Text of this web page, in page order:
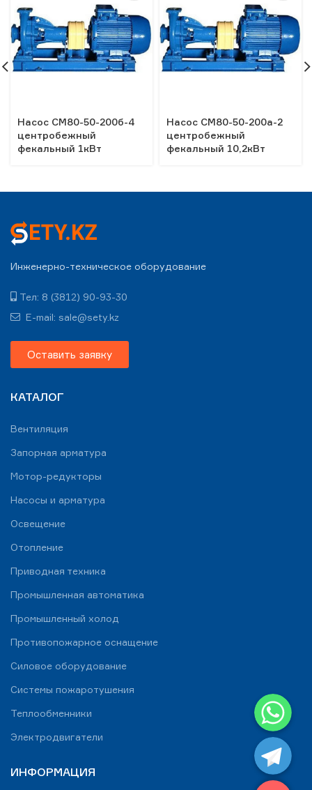
Насос СМ80-50-200б-4
центробежный
фекальный 1кВт
Насос СМ80-50-200а-2
центробежный
фекальный 10,2кВт
Инженерно-техническое оборудование
Тел: 8 (3812) 90-93-30
E-mail: sale@sety.kz
Оставить заявку
КАТАЛОГ
Вентиляция
Запорная арматура
Мотор-редукторы
Насосы и арматура
Освещение
Отопление
Приводная техника
Промышленная автоматика
Промышленный холод
Противопожарное оснащение
Силовое оборудование
Системы пожаротушения
Теплообменники
Электродвигатели
ИНФОРМАЦИЯ
WhatsApp
Telegram